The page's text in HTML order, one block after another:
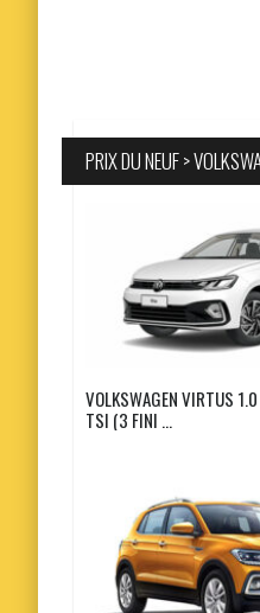
PRIX DU NEUF >
VOLKSWAGEN VIRTUS
TSI (3 FINI ...